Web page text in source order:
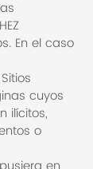
En el caso
cuyos
ilícitos,
o